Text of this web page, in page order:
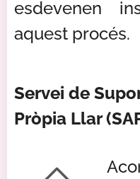
esdevenen
aquest procés.
Servei de
Pròpia Llar